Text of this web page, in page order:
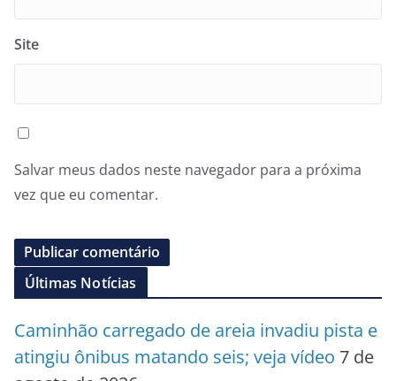
Site
Salvar meus dados neste navegador para a próxima
vez que eu comentar.
Últimas Notícias
Caminhão carregado de areia invadiu pista e
atingiu ônibus matando seis; veja vídeo 7 de